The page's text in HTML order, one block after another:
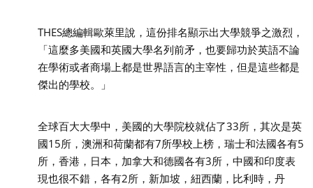
THES總編輯歐萊里說，這份排名顯示出大學競爭之激烈，
「這麼多美國和英國大學名列前矛，也要歸功於英語不論
在學術或者商場上都是世界語言的主宰性，但是這些都是
傑出的學校。」
全球百大大學中，美國的大學院校就佔了33所，其次是英
國15所，澳洲和荷蘭都有7所學校上榜，瑞士和法國各有5
所，香港，日本，加拿大和德國各有3所，中國和印度表
現也很不錯，各有2所，新加坡，紐西蘭，比利時，丹